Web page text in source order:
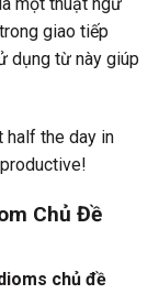
một thuật ngữ
giao tiếp
dụng từ này giúp
half the day in
Chủ Đề
chủ đề